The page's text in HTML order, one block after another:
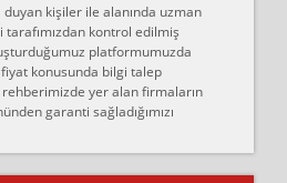
eşyalarımı taşımak için
eşyalarımı düzgün şekilde
ve ticari ahlak problemleri
duyan kişiler ile alanında uzman
kontrol edilmiş
platformumuzda
konusunda bilgi talep
yer alan firmaların
garanti sağladığımızı